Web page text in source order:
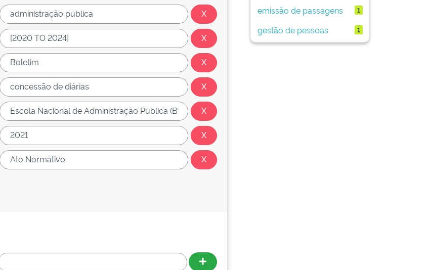
emissão de passagens 1
gestão de pessoas 1